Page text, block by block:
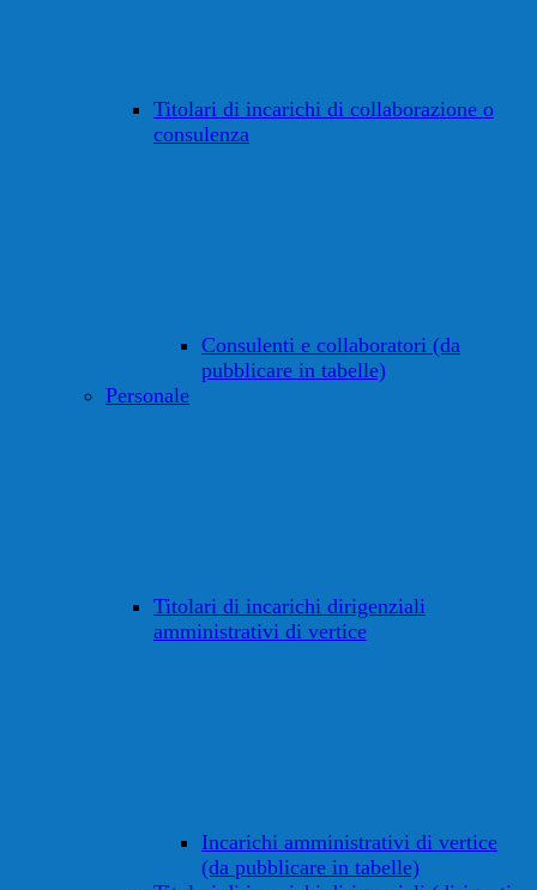
Titolari di incarichi di collaborazione o
consulenza
Consulenti e collaboratori (da
pubblicare in tabelle)
Personale
Titolari di incarichi dirigenziali
amministrativi di vertice
Incarichi amministrativi di vertice
(da pubblicare in tabelle)